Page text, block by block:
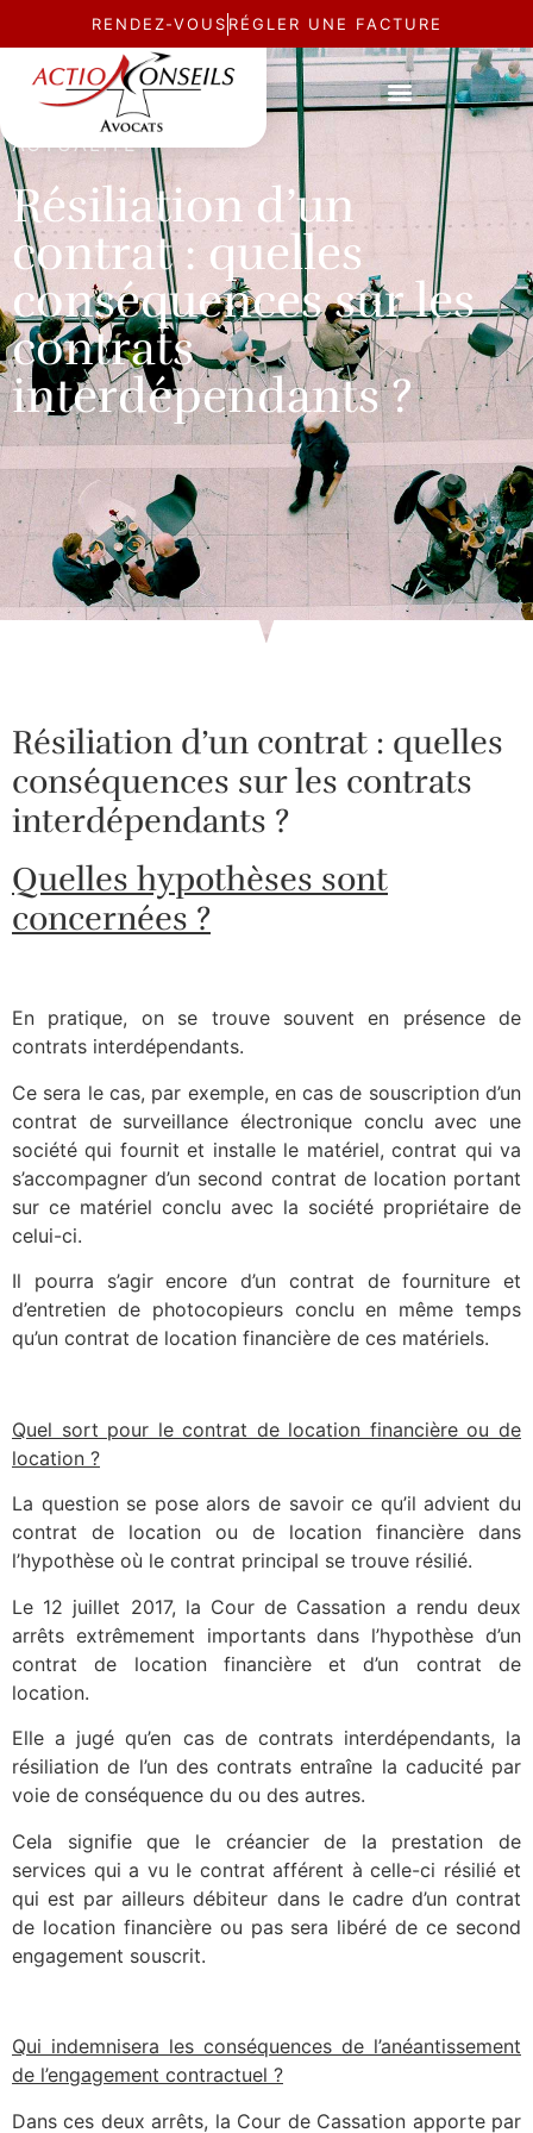
RENDEZ-VOUS RÉGLER UNE FACTURE
ACTUALITÉ
Résiliation d’un
contrat : quelles
conséquences sur les
contrats
interdépendants ?
Résiliation d’un contrat : quelles
conséquences sur les contrats
interdépendants ?
Quelles hypothèses sont
concernées ?
En pratique, on se trouve souvent en présence de
contrats interdépendants.
Ce sera le cas, par exemple, en cas de souscription d’un
contrat de surveillance électronique conclu avec une
société qui fournit et installe le matériel, contrat qui va
s’accompagner d’un second contrat de location portant
sur ce matériel conclu avec la société propriétaire de
celui-ci.
Il pourra s’agir encore d’un contrat de fourniture et
d’entretien de photocopieurs conclu en même temps
qu’un contrat de location financière de ces matériels.
Quel sort pour le contrat de location financière ou de
location ?
La question se pose alors de savoir ce qu’il advient du
contrat de location ou de location financière dans
l’hypothèse où le contrat principal se trouve résilié.
Le 12 juillet 2017, la Cour de Cassation a rendu deux
arrêts extrêmement importants dans l’hypothèse d’un
contrat de location financière et d’un contrat de
location.
Elle a jugé qu’en cas de contrats interdépendants, la
résiliation de l’un des contrats entraîne la caducité par
voie de conséquence du ou des autres.
Cela signifie que le créancier de la prestation de
services qui a vu le contrat afférent à celle-ci résilié et
qui est par ailleurs débiteur dans le cadre d’un contrat
de location financière ou pas sera libéré de ce second
engagement souscrit.
Qui indemnisera les conséquences de l’anéantissement
de l’engagement contractuel ?
Dans ces deux arrêts, la Cour de Cassation apporte par